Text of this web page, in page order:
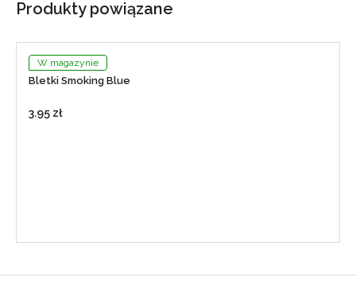
Produkty powiązane
W magazynie
Bletki Smoking Blue
3.95 zł